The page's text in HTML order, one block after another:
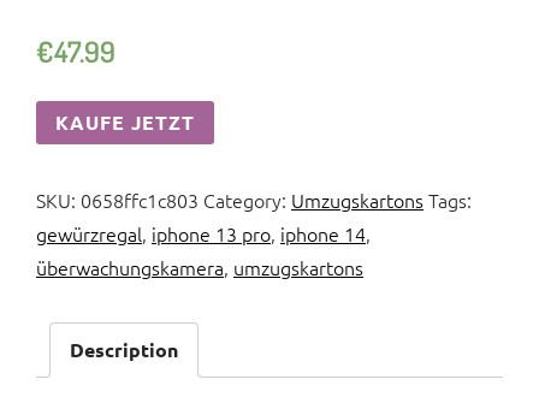
€47.99
KAUFE JETZT
SKU: 0658ffc1c803 Category: UmzugskartonsTags:
gewürzregal, iphone 13 pro, iphone 14,
überwachungskamera, umzugskartons
Description